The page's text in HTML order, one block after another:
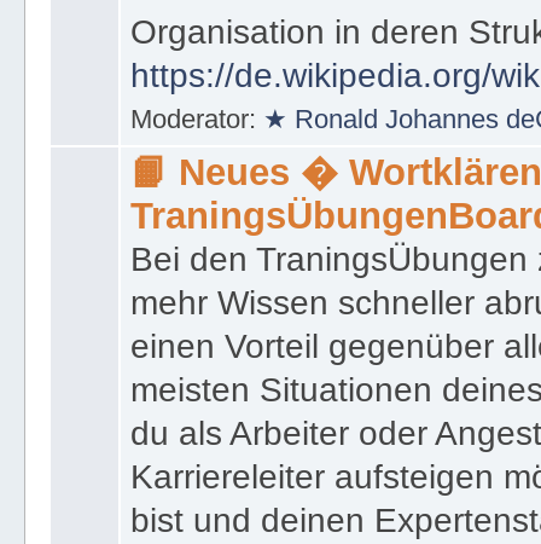
das innerhalb einer
Organisation in deren
https://de.wikipedia.org/
Moderator:★ Ronald Johannes
📙 Neues �
Bei den
mehr Wissen schneller
einen Vorteil gegenüber
meisten Situationen
du als Arbeiter oder
Karriereleiter aufsteigen